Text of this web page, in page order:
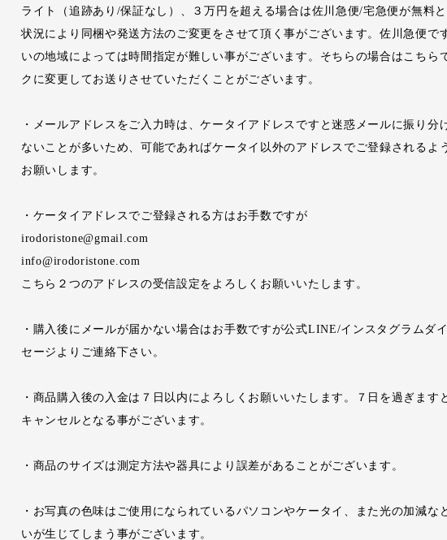
ライト（追跡あり/保証なし）、３万円を超える場合は佐川急便/宅急便が無料と
状況により同梱や発送方法のご変更をさせて頂く事がございます。佐川急便で
いの地域によっては時間指定が難しい事がございます。そちらの場合はこちら
クに変更してお送りさせていただくことがございます。
・メールアドレスをご入力時は、ケータイアドレスですと迷惑メールに振り分
ないことが多いため、可能であればケータイ以外のアドレスでご登録されるよ
お願いします。
・ケータイアドレスでご登録される方はお手数ですが
irodoristone@gmail.com
info@irodoristone.com
こちら２つのアドレスの受信設定をよろしくお願いいたします。
・購入後にメールが届かない場合はお手数ですが公式LINE/インスタグラムダ
セージよりご連絡下さい。
・商品購入後の入金は７日以内によろしくお願いいたします。７日を過ぎます
キャンセルとなる事がございます。
・商品のサイズは測定方法や器具により誤差があることがございます。
・お写真の色味はご使用になられているパソコンやケータイ、また光の加減な
いが生じてしまう事がございます。